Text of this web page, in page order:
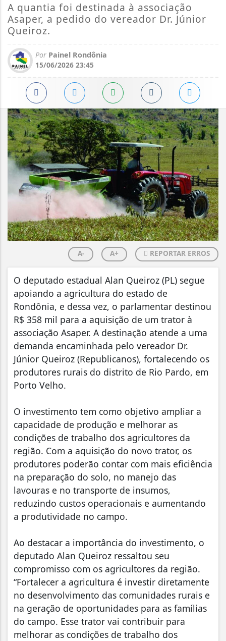
A quantia foi destinada à associação
Asaper, a pedido do vereador Dr. Júnior
Queiroz.
Por Painel Rondônia
15/06/2026 23:45
A- A+ REPORTAR ERROS
O deputado estadual Alan Queiroz (PL) segue
apoiando a agricultura do estado de
Rondônia, e dessa vez, o parlamentar destinou
R$ 358 mil para a aquisição de um trator à
associação Asaper. A destinação atende a uma
demanda encaminhada pelo vereador Dr.
Júnior Queiroz (Republicanos), fortalecendo os
produtores rurais do distrito de Rio Pardo, em
Porto Velho.
O investimento tem como objetivo ampliar a
capacidade de produção e melhorar as
condições de trabalho dos agricultores da
região. Com a aquisição do novo trator, os
produtores poderão contar com mais eficiência
na preparação do solo, no manejo das
lavouras e no transporte de insumos,
reduzindo custos operacionais e aumentando
a produtividade no campo.
Ao destacar a importância do investimento, o
deputado Alan Queiroz ressaltou seu
compromisso com os agricultores da região.
“Fortalecer a agricultura é investir diretamente
no desenvolvimento das comunidades rurais e
na geração de oportunidades para as famílias
do campo. Esse trator vai contribuir para
melhorar as condições de trabalho dos